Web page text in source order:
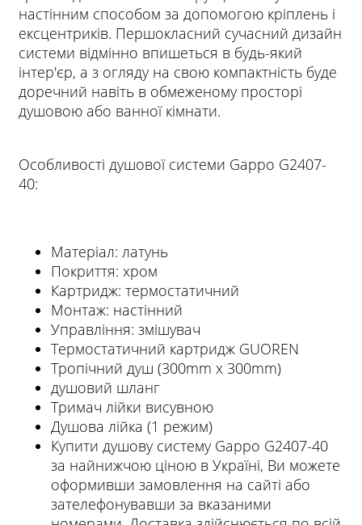
настінним способом за допомогою кріплень і
ексцентриків. Першокласний сучасний дизайн
системи відмінно впишеться в будь-який
інтер'єр, а з огляду на свою компактність буде
доречний навіть в обмеженому просторі
душовою або ванної кімнати.
Особливості душової системи Gappo G2407-
40:
Матеріал: латунь
Покриття: хром
Картридж: термостатичний
Монтаж: настінний
Управління: змішувач
Термостатичний картридж GUOREN
Тропічний душ (300mm x 300mm)
душовий шланг
Тримач лійки висувною
Душова лійка (1 режим)
Купити душову систему Gappo G2407-40
за найнижчою ціною в Україні, Ви можете
оформивши замовлення на сайті або
зателефонувавши за вказаними